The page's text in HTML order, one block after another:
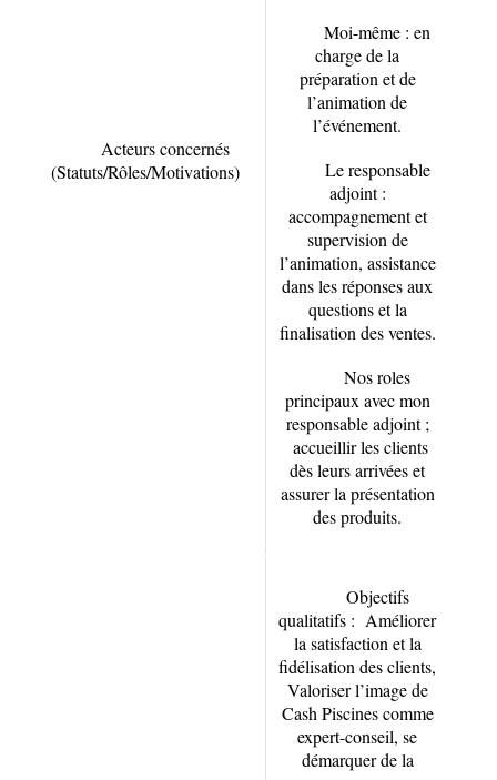
Acteurs concernés
(Statuts/Rôles/Motivations)
Moi-même : en
charge de la
préparation et de
l’animation de
l’événement.
Le responsable
adjoint :
accompagnement et
supervision de
l’animation, assistance
dans les réponses aux
questions et la
finalisation des ventes.
Nos roles
principaux avec mon
responsable adjoint ;
accueillir les clients
dès leurs arrivées et
assurer la présentation
des produits.
Objectifs
qualitatifs : Améliorer
la satisfaction et la
fidélisation des clients,
Valoriser l’image de
Cash Piscines comme
expert-conseil, se
démarquer de la